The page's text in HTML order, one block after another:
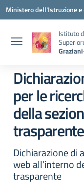
Vai ai contenuti
Vai al menu di navigazione
Vai al footer
Ministero dell'Istruzione
Istituto
per le
della
trasparente
Dichiarazione di
web all’interno
trasparente